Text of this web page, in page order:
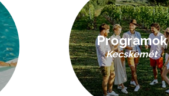
Programok
Kecskemét